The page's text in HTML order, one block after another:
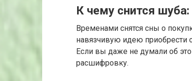
К чему снится шуба:
Временами снятся сны о
навязчивую идею приобрести
Если вы даже не думали об
расшифровку.